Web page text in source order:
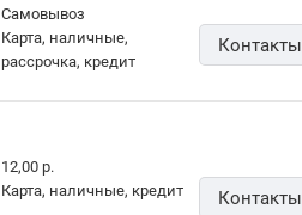
Самовывоз
карта, наличные,
рассрочка, кредит
Контакты
12,00 р.
карта, наличные, кредит
Контакты